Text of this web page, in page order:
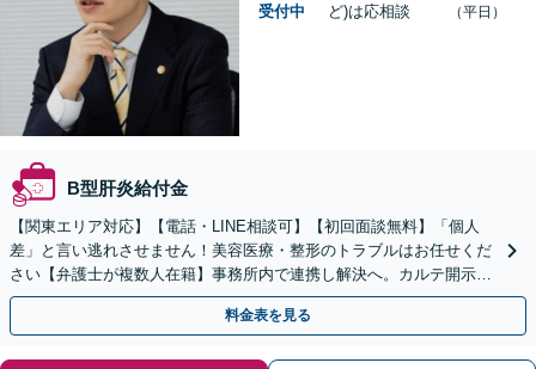
受付中
ど)は応相談
（平日）
B型肝炎給付金
【関東エリア対応】【電話・LINE相談可】【初回面談無料】「個人
差」と言い逃れさせません！美容医療・整形のトラブルはお任せくだ
さい【弁護士が複数人在籍】事務所内で連携し解決へ。カルテ開示や
返金・賠償請求をサポートいたします【休日夜間面談可】
料金表を見る